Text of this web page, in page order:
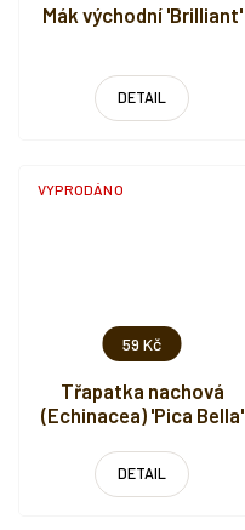
Mák východní 'Brilliant'
DETAIL
59 Kč
Třapatka nachová
(Echinacea) 'Pica Bella'
VYPRODÁNO
DETAIL